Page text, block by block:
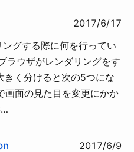
2017/6/17
グする際に何を行ってい
ウザがレンダリングをす
きく分けると次の5つにな
面の見た目を変更にかか
2017/6/9